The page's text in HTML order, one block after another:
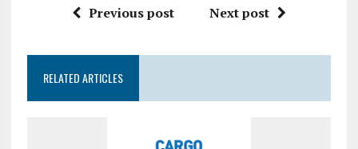
Previous post Next post
RELATED ARTICLES